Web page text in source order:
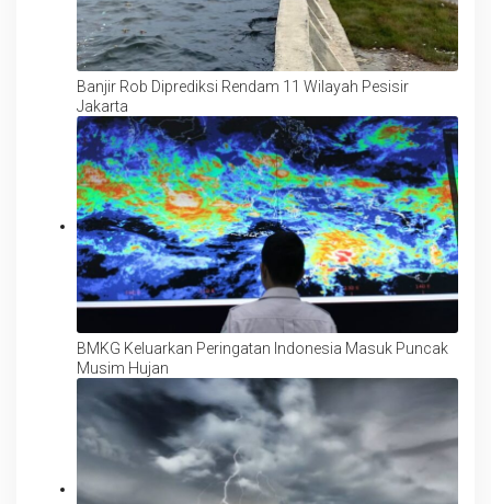
Banjir Rob Diprediksi Rendam 11 Wilayah Pesisir
Jakarta
BMKG Keluarkan Peringatan Indonesia Masuk Puncak
Musim Hujan